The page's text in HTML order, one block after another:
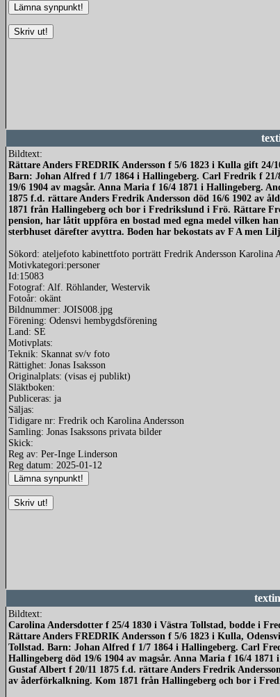
Bildtext:
Rättare Anders FREDRIK Andersson f 5/6 1823 i Kulla gift 24/
Barn: Johan Alfred f 1/7 1864 i Hallingeberg. Carl Fredrik f
19/6 1904 av magsår. Anna Maria f 16/4 1871 i Hallingeberg.
1875 f.d. rättare Anders Fredrik Andersson död 16/6 1902 av
1871 från Hallingeberg och bor i Fredrikslund i Frö. Rättare
pension, har låtit uppföra en bostad med egna medel vilken
sterbhuset därefter avyttra. Boden har bekostats av F A men
Sökord: ateljefoto kabinettfoto porträtt Fredrik Andersson Karolina
Motivkategori:personer
Id:15083
Fotograf: Alf. Röhlander, Westervik
Fotoår: okänt
Bildnummer: JOIS008.jpg
Förening: Odensvi hembygdsförening
Land: SE
Motivplats:
Teknik: Skannat sv/v foto
Rättighet: Jonas Isaksson
Originalplats: (visas ej publikt)
Släktboken:
Publiceras: ja
Säljas:
Tidigare nr: Fredrik och Karolina Andersson
Samling: Jonas Isakssons privata bilder
Skick:
Reg av: Per-Inge Linderson
Reg datum: 2025-01-12
Bildtext:
Carolina Andersdotter f 25/4 1830 i Västra Tollstad, bodde i
Rättare Anders FREDRIK Andersson f 5/6 1823 i Kulla,
Tollstad. Barn: Johan Alfred f 1/7 1864 i Hallingeberg. Carl
Hallingeberg död 19/6 1904 av magsår. Anna Maria f 16/4
Gustaf Albert f 20/11 1875 f.d. rättare Anders Fredrik
av åderförkalkning. Kom 1871 från Hallingeberg och bor i